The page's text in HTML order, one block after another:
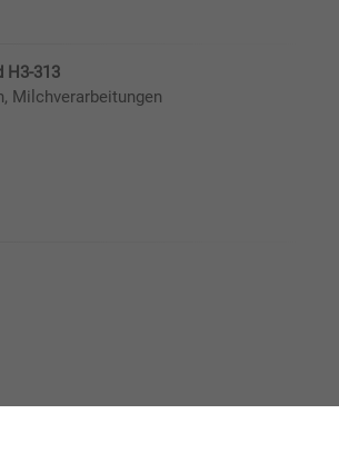
H3-313
Milchverarbeitungen